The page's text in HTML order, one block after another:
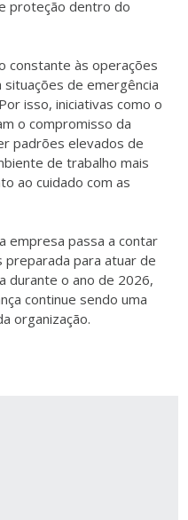
proteção dentro do
constante às operações
de emergência
isso, iniciativas como o
o compromisso da
padrões elevados de
de trabalho mais
ao cuidado com as
empresa passa a contar
preparada para atuar de
durante o ano de 2026,
continue sendo uma
organização.